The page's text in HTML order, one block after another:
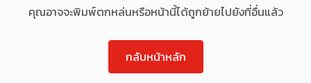
คุณอาจจะพิมพ์ตกหล่นหรือหน้านี้ได้ถูกย้ายไปยังที่อื่นแล้ว
กลับหน้าหลัก